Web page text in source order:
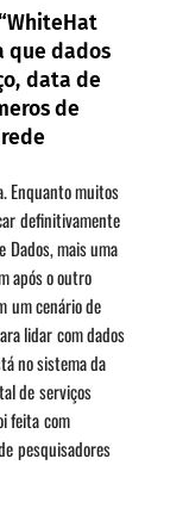
que dados
data de
de
Enquanto muitos
definitivamente
Dados, mais uma
após o outro
um cenário de
lidar com dados
no sistema da
de serviços
feita com
pesquisadores